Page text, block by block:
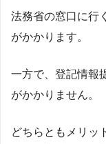
法務省の窓口に行
がかかります。
一方で、登記情報
がかかりません。
どちらともメリッ